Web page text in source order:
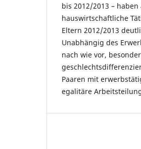
bis 2012/2013 –
hauswirtschaftliche
Eltern 2012/2013
Unabhängig des
nach wie vor,
Paaren mit
egalitäre